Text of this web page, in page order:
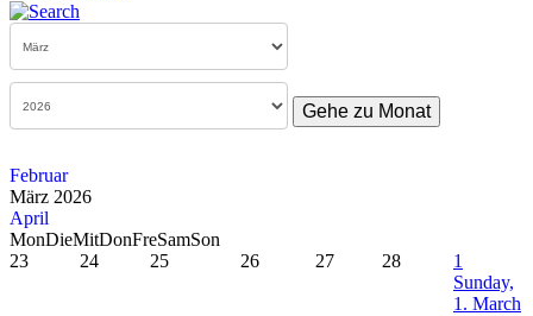
Gehe zu Monat
Februar
März 2026
April
MonDieMitDonFreSamSon
23
24 25 26 27 28
1
Sunday,
1. March